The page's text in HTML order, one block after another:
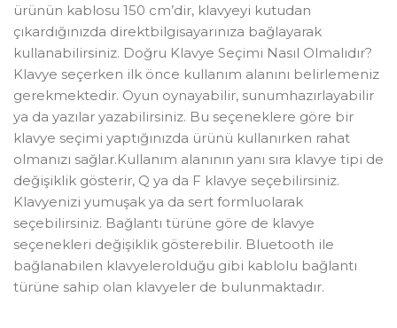
ürünün kablosu 150 cm’dir, klavyeyi kutudan
çıkardığınızda direktbilgisayarınıza bağlayarak
kullanabilirsiniz. Doğru Klavye Seçimi Nasıl Olmalıdır?
Klavye seçerken ilk önce kullanım alanını belirlemeniz
gerekmektedir. Oyun oynayabilir, sunumhazırlayabilir
ya da yazılar yazabilirsiniz. Bu seçeneklere göre bir
klavye seçimi yaptığınızda ürünü kullanırken rahat
olmanızı sağlar.Kullanım alanının yanı sıra klavye tipi de
değişiklik gösterir, Q ya da F klavye seçebilirsiniz.
Klavyenizi yumuşak ya da sert formluolarak
seçebilirsiniz. Bağlantı türüne göre de klavye
seçenekleri değişiklik gösterebilir. Bluetooth ile
bağlanabilen klavyelerolduğu gibi kablolu bağlantı
türüne sahip olan klavyeler de bulunmaktadır.